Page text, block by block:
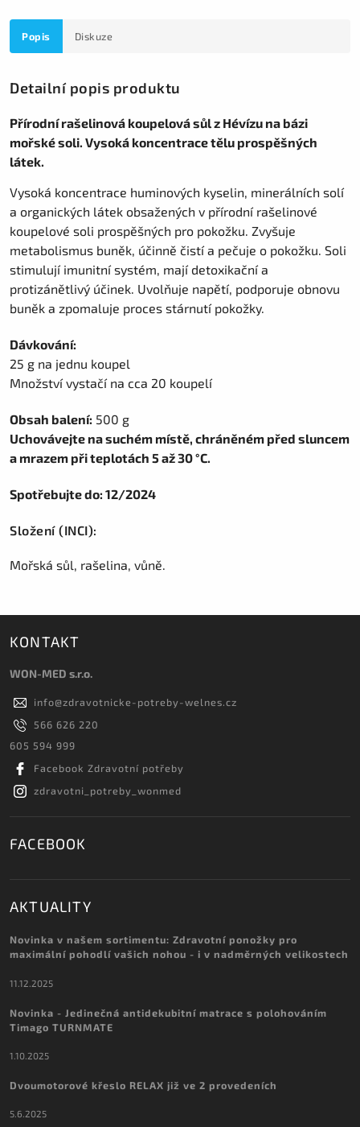
Popis Diskuze
Detailní popis produktu
Přírodní rašelinová koupelová sůl z Hévízu na bázi
mořské soli. Vysoká koncentrace tělu prospěšných
látek.
Vysoká koncentrace huminových kyselin, minerálních solí
a organických látek obsažených v přírodní rašelinové
koupelové soli prospěšných pro pokožku. Zvyšuje
metabolismus buněk, účinně čistí a pečuje o pokožku. Soli
stimulují imunitní systém, mají detoxikační a
protizánětlivý účinek. Uvolňuje napětí, podporuje obnovu
buněk a zpomaluje proces stárnutí pokožky.
Dávkování:
25 g na jednu koupel
Množství vystačí na cca 20 koupelí
Obsah balení: 500 g
Uchovávejte na suchém místě, chráněném před sluncem
a mrazem při teplotách 5 až 30 °C.
Spotřebujte do: 12/2024
Složení (INCI):
Mořská sůl, rašelina, vůně.
KONTAKT
WON-MED s.r.o.
info@zdravotnicke-potreby-welnes.cz
566 626 220
605 594 999
Facebook Zdravotní potřeby
zdravotni_potreby_wonmed
FACEBOOK
AKTUALITY
Novinka v našem sortimentu: Zdravotní ponožky pro
maximální pohodlí vašich nohou - i v nadměrných velikostech
11.12.2025
Novinka - Jedinečná antidekubitní matrace s polohováním
Timago TURNMATE
1.10.2025
Dvoumotorové křeslo RELAX již ve 2 provedeních
5.6.2025